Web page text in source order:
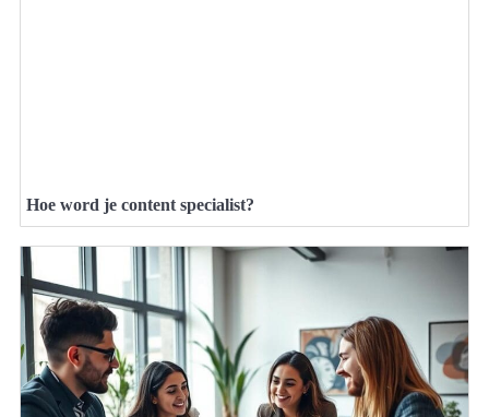
Hoe word je content specialist?